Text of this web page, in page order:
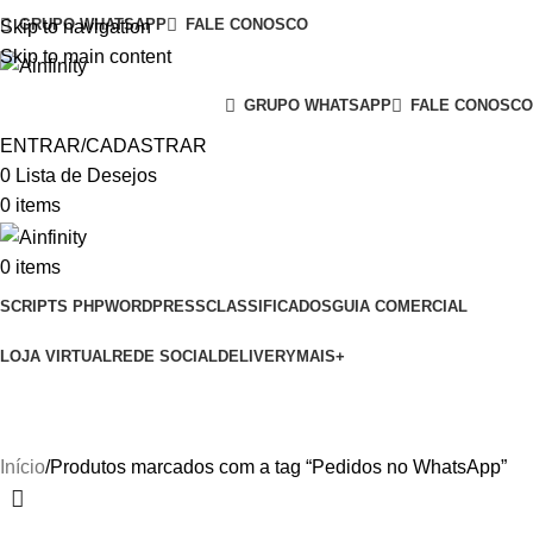
Skip to navigation
Skip to main content
GRUPO WHATSAPP FALE CONOSCO
GRUPO WHATSAPP FALE CONOSCO
ENTRAR/CADASTRAR
0 Lista de Desejos
0 items
0 items
SCRIPTS PHPWORDPRESSCLASSIFICADOSGUIA COMERCIAL
LOJA VIRTUALREDE SOCIALDELIVERYMAIS+
Início Produtos marcados com a tag “Pedidos no WhatsApp”